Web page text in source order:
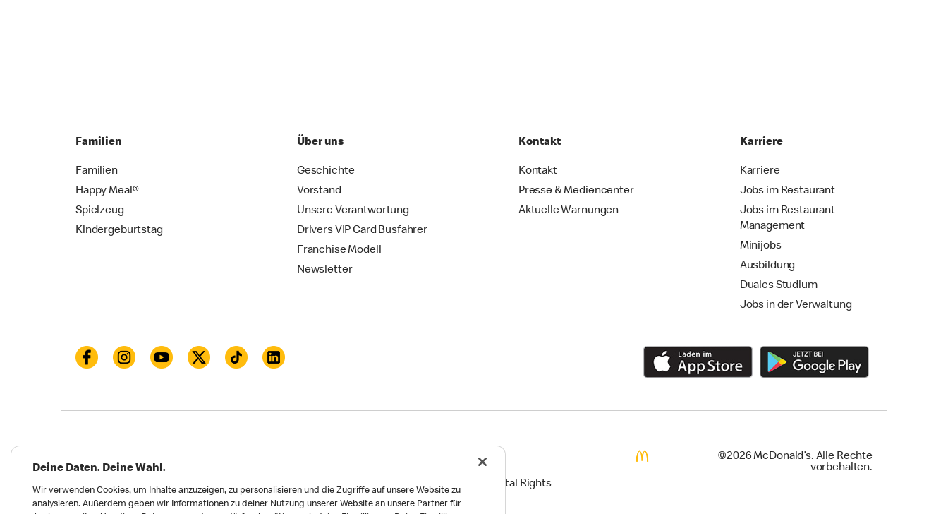
Familien
Familien
Happy Meal®
Spielzeug
Kindergeburtstag
Über uns
Geschichte
Vorstand
Unsere Verantwortung
Drivers VIP Card Busfahrer
Franchise Modell
Newsletter
Kontakt
Kontakt
Presse & Mediencenter
Aktuelle Warnungen
Karriere
Karriere
Jobs im Restaurant
Jobs im Restaurant
Management
Minijobs
Ausbildung
Duales Studium
Jobs in der Verwaltung
Meldungen zu Menschen- und Umweltrechten Reports on Human and Environmental Rights
©2026 McDonald’s. Alle Rechte
vorbehalten.
Deine Daten. Deine Wahl.
Wir verwenden Cookies, um Inhalte anzuzeigen, zu personalisieren und die Zugriffe auf unsere Website zu
analysieren. Außerdem geben wir Informationen zu deiner Nutzung unserer Website an unsere Partner für